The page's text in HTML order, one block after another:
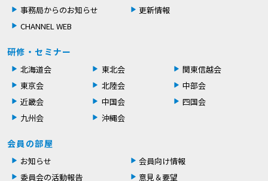
事務局からのお知らせ
更新情報
CHANNEL WEB
研修・セミナー
北海道会 東北会
関東信越会
東京会
北陸会
中部会
近畿会
中国会
四国会
九州会
沖縄会
会員の部屋
お知らせ
会員向け情報
委員会の活動報告
意見＆要望